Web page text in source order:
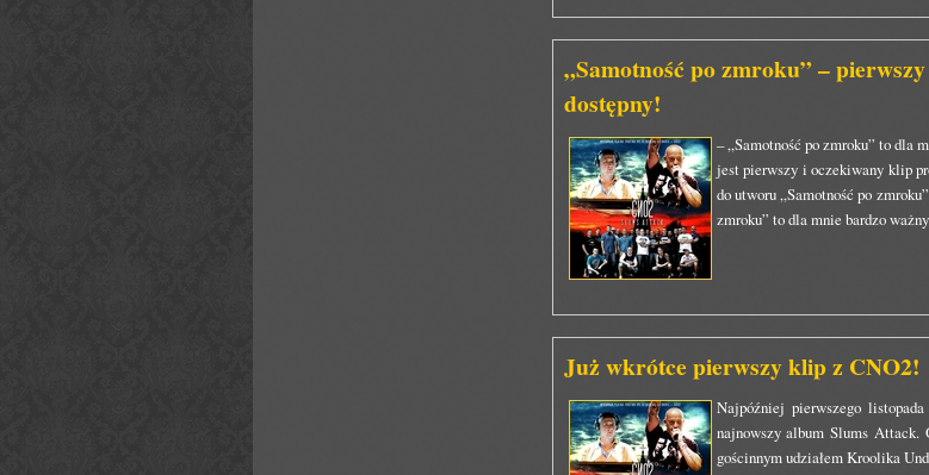
„Samotność po zmroku” –
dostępny!
– „Samotność po zmroku” to dla
jest pierwszy i oczekiwany klip
do utworu „Samotność po
zmroku” to dla mnie bardzo
Już wkrótce pierwszy klip z CNO2!
Najpóźniej pierwszego
najnowszy album Slums Attack.
gościnnym udziałem Kroolika